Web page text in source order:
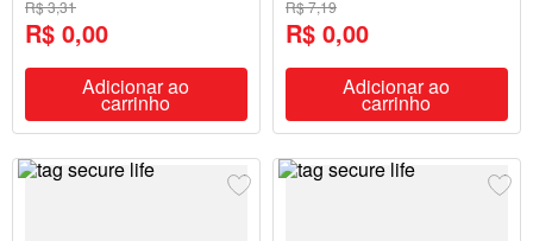
R$ 3,31
R$ 0,00
Adicionar ao
carrinho
R$ 7,19
R$ 0,00
Adicionar ao
carrinho